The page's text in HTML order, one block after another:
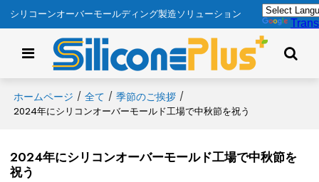
シリコーンオーバーモールディング製造ソリューション
ホームページ / 全て / 季節のご挨拶 /
2024年にシリコンオーバーモールド工場で中秋節を祝う
2024年にシリコンオーバーモールド工場で中秋節を
祝う